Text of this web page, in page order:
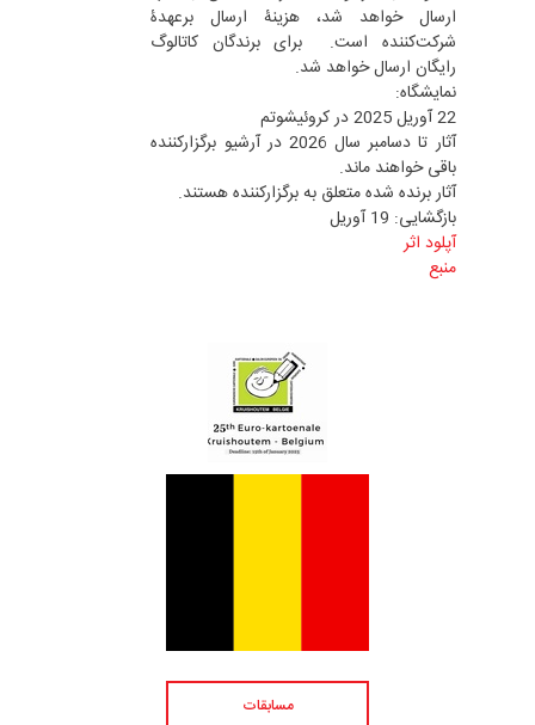
ارسال خواهد شد، هزینۀ ارسال برعهدۀ
شرکت‌کننده است. برای برندگان کاتالوگ
رایگان ارسال خواهد شد.
نمایشگاه:
22 آوریل 2025 در کروئیشوتم
آثار تا دسامبر سال 2026 در آرشیو برگزارکننده
باقی خواهند ماند.
آثار برنده شده متعلق به برگزارکننده هستند.
بازگشایی: 19 آوریل
آپلود اثر
منبع
مسابقات